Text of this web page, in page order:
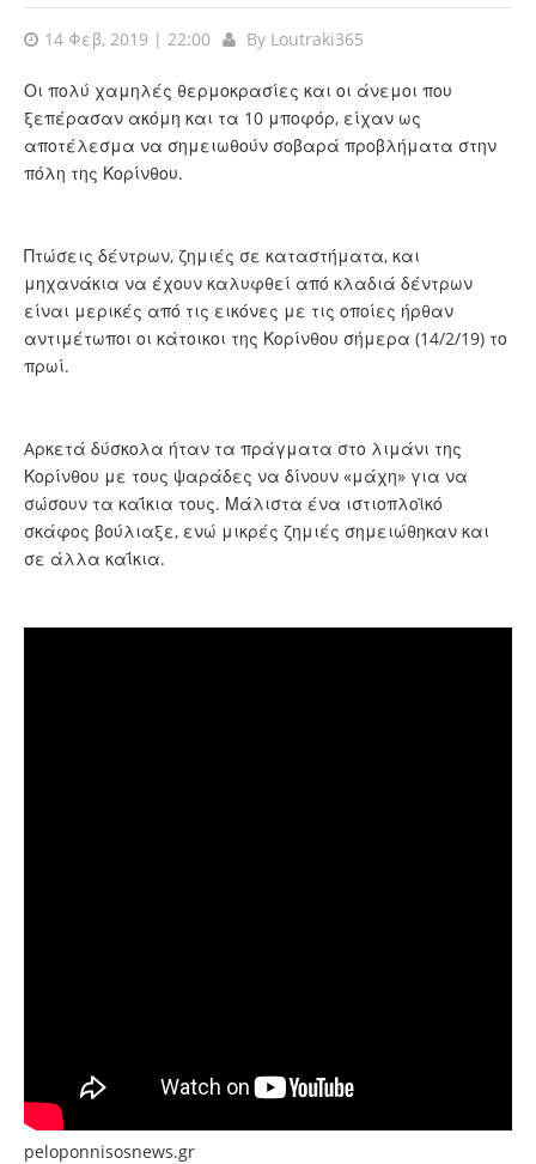
14 Φεβ, 2019 | 22:00 By Loutraki365
Οι πολύ χαμηλές θερμοκρασίες και οι άνεμοι που
ξεπέρασαν ακόμη και τα 10 μποφόρ, είχαν ως
αποτέλεσμα να σημειωθούν σοβαρά προβλήματα στην
πόλη της Κορίνθου.
Πτώσεις δέντρων, ζημιές σε καταστήματα, και
μηχανάκια να έχουν καλυφθεί από κλαδιά δέντρων
είναι μερικές από τις εικόνες με τις οποίες ήρθαν
αντιμέτωποι οι κάτοικοι της Κορίνθου σήμερα (14/2/19) το
πρωί.
Aρκετά δύσκολα ήταν τα πράγματα στο λιμάνι της
Κορίνθου με τους ψαράδες να δίνουν «μάχη» για να
σώσουν τα καΐκια τους. Μάλιστα ένα ιστιοπλοϊκό
σκάφος βούλιαξε, ενώ μικρές ζημιές σημειώθηκαν και
σε άλλα καΐκια.
peloponnisosnews.gr